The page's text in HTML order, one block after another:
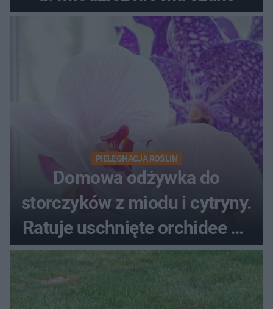
PIELĘGNACJA ROŚLIN
Domowa odżywka do
storczyków z miodu i cytryny.
Ratuje uschnięte orchidee po
upałach